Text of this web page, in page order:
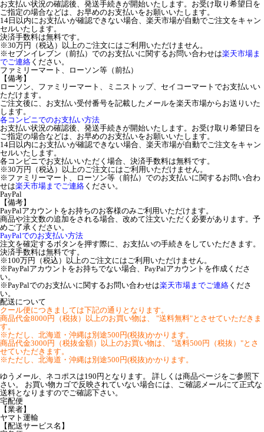
お支払い状況の確認後、発送手続きが開始いたします。お受け取り希望日を
ご指定の場合などは、お早めのお支払いをお願いいたします。
14日以内にお支払いが確認できない場合、楽天市場が自動でご注文をキャン
セルいたします。
決済手数料は無料です。
※30万円（税込）以上のご注文にはご利用いただけません。
※セブンイレブン（前払）でのお支払いに関するお問い合わせは楽天市場ま
でご連絡 ください。
ファミリーマート、ローソン等（前払）
【備考】
ローソン、ファミリーマート、ミニストップ、セイコーマートでお支払いい
ただけます。
ご注文後に、お支払い受付番号を記載したメールを楽天市場からお送りいた
します。
各コンビニでのお支払い方法
お支払い状況の確認後、発送手続きが開始いたします。お受け取り希望日を
ご指定の場合などは、お早めのお支払いをお願いいたします。
14日以内にお支払いが確認できない場合、楽天市場が自動でご注文をキャン
セルいたします。
各コンビニでお支払いいただく場合、決済手数料は無料です。
※30万円（税込）以上のご注文にはご利用いただけません。
※ファミリーマート、ローソン等（前払）でのお支払いに関するお問い合わ
せは楽天市場までご連絡 ください。
PayPal
【備考】
PayPalアカウントをお持ちのお客様のみご利用いただけます。
商品や注文数の追加をされる場合、改めて注文いただく必要があります。予
めご了承ください。
PayPalでのお支払い方法
注文を確定するボタンを押す際に、お支払いの手続きをしていただきます。
決済手数料は無料です。
※100万円（税込）以上のご注文にはご利用いただけません。
※PayPalアカウントをお持ちでない場合、PayPalアカウントを作成くださ
い。
※PayPalでのお支払いに関するお問い合わせは楽天市場までご連絡 くださ
い。
配送について
クール便につきましては下記の通りとなります。
商品代金8000円（税抜）以上のお買い物は、 "送料無料"とさせていただきま
す。
※ただし、北海道・沖縄は別途500円(税抜)かかります。
商品代金3000円（税抜金額）以上のお買い物は、 "送料500円（税抜）"とさ
せていただきます。
※ただし、北海道・沖縄は別途500円(税抜)かかります。
ゆうメール、ネコポスは190円となります。 詳しくは商品ページをご参照下
さい。 お買い物カゴで反映されていない場合には、ご確認メールにて正式な
送料となりますのでご確認下さい。
宅配便
【業者】
ヤマト運輸
【配送サービス名】